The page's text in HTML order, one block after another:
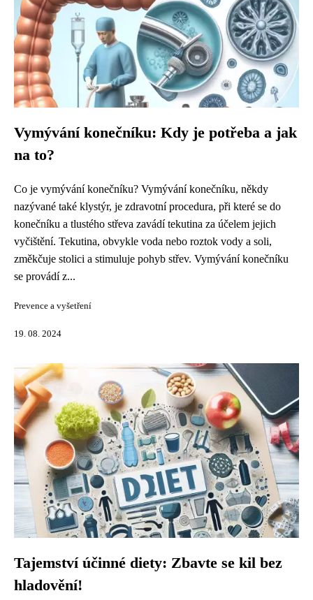
Vymývání konečníku: Kdy je potřeba a jak
na to?
Co je vymývání konečníku? Vymývání konečníku, někdy
nazývané také klystýr, je zdravotní procedura, při které se do
konečníku a tlustého střeva zavádí tekutina za účelem jejich
vyčištění. Tekutina, obvykle voda nebo roztok vody a soli,
změkčuje stolici a stimuluje pohyb střev. Vymývání konečníku
se provádí z...
Prevence a vyšetření
19. 08. 2024
Tajemství účinné diety: Zbavte se kil bez
hladovění!